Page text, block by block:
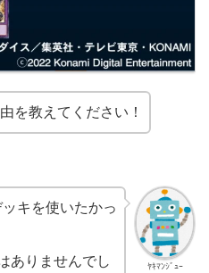
を教えてください！
ﾔｷﾏﾝｼﾞｭｰ
キを使いたかっ
ありませんでし